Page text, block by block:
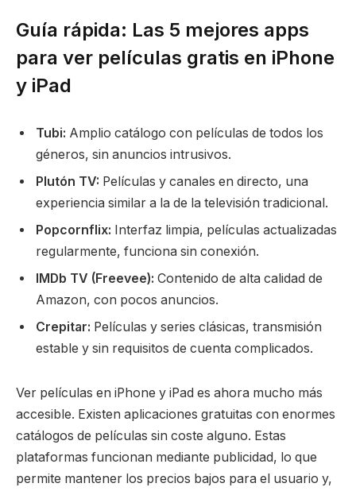
Guía rápida: Las 5 mejores apps
para ver películas gratis en iPhone
y iPad
Tubi: Amplio catálogo con películas de todos los
géneros, sin anuncios intrusivos.
Plutón TV: Películas y canales en directo, una
experiencia similar a la de la televisión tradicional.
Popcornflix: Interfaz limpia, películas actualizadas
regularmente, funciona sin conexión.
IMDb TV (Freevee): Contenido de alta calidad de
Amazon, con pocos anuncios.
Crepitar: Películas y series clásicas, transmisión
estable y sin requisitos de cuenta complicados.
Ver películas en iPhone y iPad es ahora mucho más
accesible. Existen aplicaciones gratuitas con enormes
catálogos de películas sin coste alguno. Estas
plataformas funcionan mediante publicidad, lo que
permite mantener los precios bajos para el usuario y,